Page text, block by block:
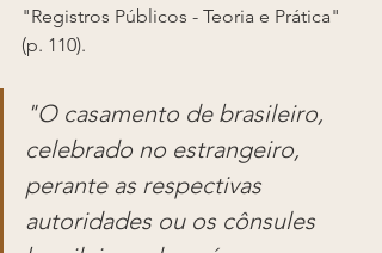
"Registros Públicos - Teoria e Prática"
(p. 110).
"O casamento de brasileiro,
celebrado no estrangeiro,
perante as respectivas
autoridades ou os cônsules